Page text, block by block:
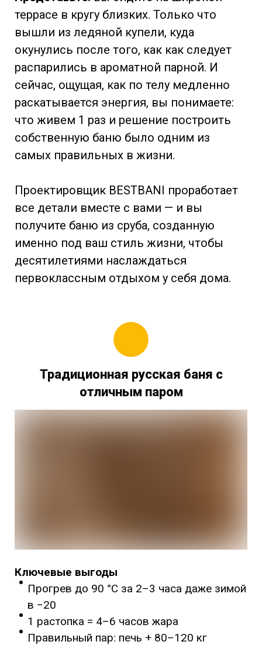
террасе в кругу близких. Только что
вышли из ледяной купели, куда
окунулись после того, как как следует
распарились в ароматной парной. И
сейчас, ощущая, как по телу медленно
раскатывается энергия, вы понимаете:
что живем 1 раз и решение построить
собственную баню было одним из
самых правильных в жизни.
Проектировщик BESTBANI проработает
все детали вместе с вами — и вы
получите баню из сруба, созданную
именно под ваш стиль жизни, чтобы
десятилетиями наслаждаться
первоклассным отдыхом у себя дома.
Традиционная русская баня с
отличным паром
Ключевые выгоды
Прогрев до 90 °C за 2–3 часа даже зимой
в −20
1 растопка = 4–6 часов жара
Правильный пар: печь + 80–120 кг